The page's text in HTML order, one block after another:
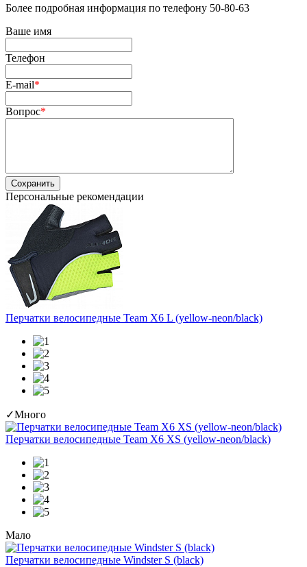
Более подробная информация по телефону 50-80-63
Ваше имя
Телефон
E-mail*
Вопрос*
Сохранить
Персональные рекомендации
Перчатки велосипедные Team X6 L (yellow-neon/black)
✓Много
Перчатки велосипедные Team X6 XS (yellow-neon/black)
Мало
Перчатки велосипедные Windster S (black)